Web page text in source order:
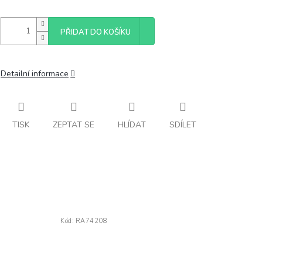
PŘIDAT DO KOŠÍKU
Detailní informace
TISK ZEPTAT SE HLÍDAT SDÍLET
Kód: RA74208